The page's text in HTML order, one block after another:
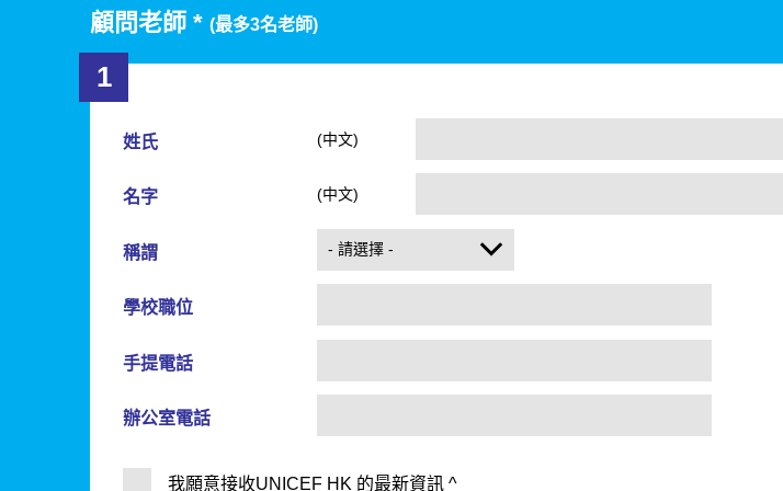
顧問老師 * (最多3名老師)
1
姓氏 (中文)
名字 (中文)
稱謂
學校職位
手提電話
辦公室電話
我願意接收UNICEF HK 的最新資訊 ^